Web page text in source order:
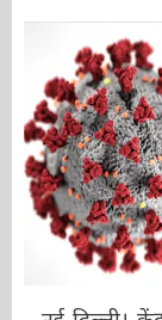
नई दिल्ली।